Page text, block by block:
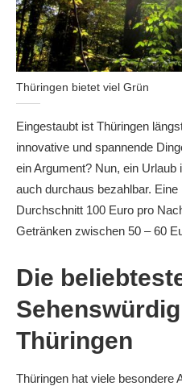
Thüringen bietet viel Grün
Eingestaubt ist Thüringen
innovative und spannende
ein Argument? Nun, ein
auch durchaus bezahlbar.
Durchschnitt 100 Euro pro
Getränken zwischen 50 – 60
Die
Thüringen
Thüringen hat viele besondere